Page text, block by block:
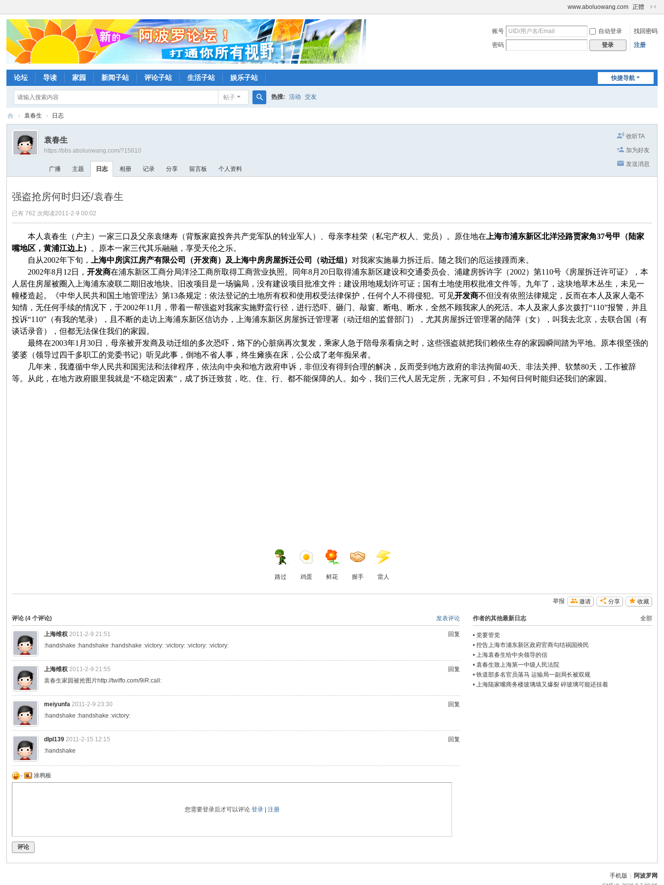
www.aboluowang.com 正體
切
到
账号 自动登录
找回密码
密码
登录 注册
快捷导航
论坛 导读 家园 新闻子站 评论子站 生活子站 娱乐子站
帖子
索
热搜: 活动 交友
阿
罗
坛
› 袁春生 › 日志
收听TA
加为好友
发送消息
袁春生
https://bbs.aboluowang.com/?15610
广播 主题 日志 相册 记录 分享 留言板 个人资料
强盗抢房何时归还/袁春生
已有 762 次阅读2011-2-9 00:02
本人袁春生（户主）一家三口及父亲袁继寿（背叛家庭投奔共产党军队的转业军人）、母亲李桂荣（私宅产权人、党员）。原住地在 上海市浦东新区北洋泾路贾家角37号甲（陆家
嘴地区，黄浦江边上） 。原本一家三代其乐融融，享受天伦之乐。
自从2002年下旬， 上海中房滨江房产有限公司（开发商）及上海中房房屋拆迁公司（动迁组） 对我家实施暴力拆迁后。随之我们的厄运接踵而来。
2002年8月 12 日 ，开发商在浦东新区工商分局洋泾工商所取得工商营业执照。同年8月 20日取得浦东新区建设和交通委员会、浦建房拆许字（2002）第110号《房屋拆迁许可证》，本
人居住房屋被圈入上海浦东凌联二期旧改地块。旧改项目是一场骗局，没有建设项目批准文件；建设用地规划许可证；国有土地使用权批准文件等。九年了，这块地草木丛生，未见一
幢楼造起。《中华人民共和国土地管理法》第13条规定：依法登记的土地所有权和使用权受法律保护，任何个人不得侵犯。可见开发商不但没有依照法律规定，反而在本人及家人毫不
知情，无任何手续的情况下，于2002年11 月，带着一帮强盗对我家实施野蛮行径，进行恐吓、砸门、敲窗、断电、断水，全然不顾我家人的死活。本人及家人多次拨打“110”报警，并且
投诉“110” （有我的笔录），且不断的走访上海浦东新区信访办，上海浦东新区房屋拆迁管理署（动迁组的监督部门），尤其房屋拆迁管理署的陆萍（女），叫我去北京，去联合国（有
谈话录音），但都无法保住我们的家园。
最终在2003年1 月30日
，母亲被开发商及动迁组的多次恐吓，烙下的心脏病再次复发，乘家人急于陪母亲看病之时，这些强盗就把我们赖依生存的家园瞬间踏为平地。原本很坚强的
婆婆（领导过四千多职工的党委书记）听见此事，倒地不省人事，终生瘫痪在床，公公成了老年痴呆者。
几年来，我遵循中华人民共和国宪法和法律程序，依法向中央和地方政府申诉，非但没有得到合理的解决，反而受到地方政府的非法拘留40天、非法关押、软禁80天，工作被辞
等。从此，在地方政府眼里我就是“不稳定因素”，成了拆迁致贫，吃、住、行、都不能保障的人。如今，我们三代人居无定所，无家可归，不知何日何时能归还我们的家园。
路过 鸡蛋 鲜花 握手 雷人
收藏
分享
邀请
举报
全部
作者的其他最新日志
• 党要管党
• 控告上海市浦东新区政府官商勾结祸国殃民
• 上海袁春生给中央领导的信
• 袁春生致上海第一中级人民法院
• 铁道部多名官员落马 运输局一副局长被双规
• 上海陆家嘴商务楼玻璃墙又爆裂 碎玻璃可能还挂着
发表评论
评论 (4 个评论)
回复
上海维权 2011-2-9 21:51
:handshake :handshake :handshake :victory: :victory: :victory: :victory:
回复
上海维权 2011-2-9 21:55
袁春生家园被抢图片http://twiffo.com/9iR:call:
回复
meiyunfa 2011-2-9 23:30
:handshake :handshake :victory:
回复
dlpl139 2011-2-15 12:15
:handshake
涂鸦板
您需要登录后才可以评论 登录| 注册
评论
手机版 阿波罗网